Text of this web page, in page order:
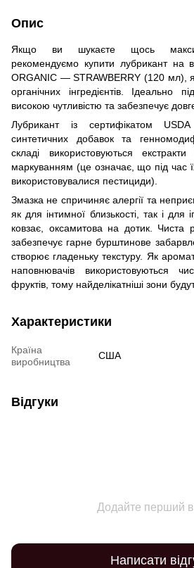
Опис
Якщо ви шукаєте щось
рекомендуємо купити лубрикант на
ORGANIC — STRAWBERRY (120 мл),
органічних інгредієнтів. Ідеально
високою чутливістю та забезпечує
Лубрикант із сертифікатом
синтетичних добавок та
складі використовуються
маркуванням (це означає, що під час
використовувалися пестициди).
Змазка не спричиняє алергії та
як для інтимної близькості, так і для
ковзає, оксамитова на дотик. Чиста
забезпечує гарне бурштинове
створює гладеньку текстуру. Як
наповнювачів використовуються
фруктів, тому найделікатніші зони
Характеристики
Країна
виробництва
США
Відгуки
Додайте перший
Написати